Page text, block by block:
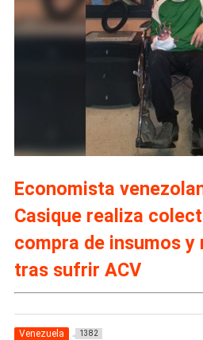
Economista
Casique realiza
compra de insumos
tras sufrir ACV
Venezuela 1382